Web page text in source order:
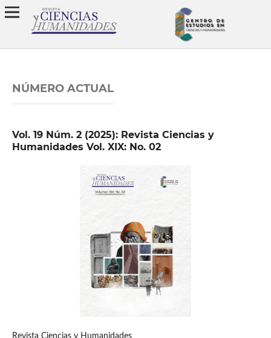
NÚMERO ACTUAL
Vol. 19 Núm. 2 (2025): Revista Ciencias y
Humanidades Vol. XIX: No. 02
Revista Ciencias y Humanidades